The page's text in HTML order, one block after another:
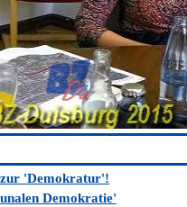
zur 'Demokratur'!
Demokratie'